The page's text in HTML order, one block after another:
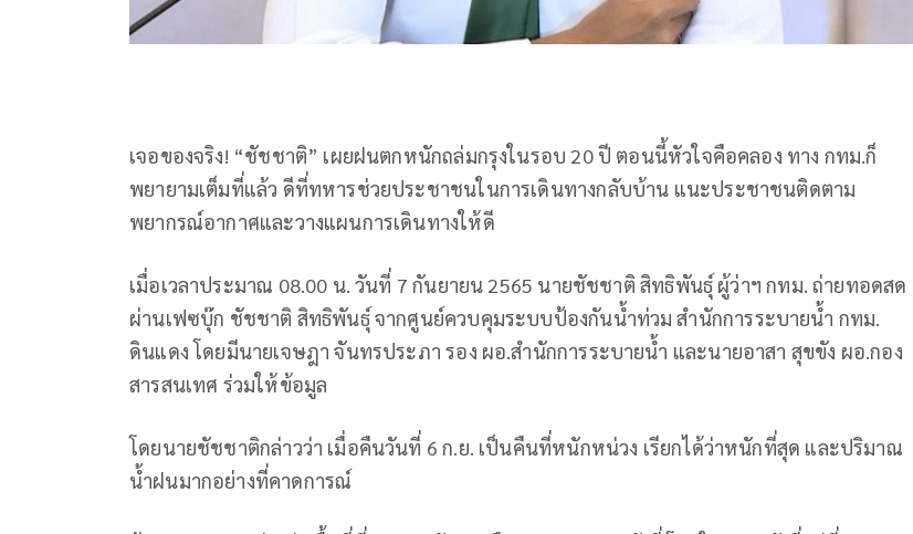
เจอของจริง! “ชัชชาติ” เผยฝนตกหนักถล่มกรุงในรอบ 20 ปี ตอนนี้หัวใจคือคลอง ทาง กทม.ก็
พยายามเต็มที่แล้ว ดีที่ทหารช่วยประชาชนในการเดินทางกลับบ้าน แนะประชาชนติดตาม
พยากรณ์อากาศและวางแผนการเดินทางให้ดี
เมื่อเวลาประมาณ 08.00 น. วันที่ 7 กันยายน 2565 นายชัชชาติ สิทธิพันธุ์ ผู้ว่าฯ กทม. ถ่ายทอดสด
ผ่านเฟซบุ๊ก ชัชชาติ สิทธิพันธุ์ จากศูนย์ควบคุมระบบป้องกันน้ำท่วม สำนักการระบายน้ำ กทม.
ดินแดง โดยมีนายเจษฎา จันทรประภา รอง ผอ.สำนักการระบายน้ำ และนายอาสา สุขขัง ผอ.กอง
สารสนเทศ ร่วมให้ข้อมูล
โดยนายชัชชาติกล่าวว่า เมื่อคืนวันที่ 6 ก.ย. เป็นคืนที่หนักหน่วง เรียกได้ว่าหนักที่สุด และปริมาณ
น้ำฝนมากอย่างที่คาดการณ์